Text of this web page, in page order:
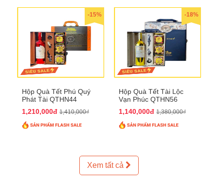
-15%
Hộp Quà Tết Phú Quý
Phát Tài QTHN44
1,210,000đ 1,410,000₫
-18%
Hộp Quà Tết Tài Lộc
Vạn Phúc QTHN56
1,140,000đ 1,380,000₫
Xem tất cả